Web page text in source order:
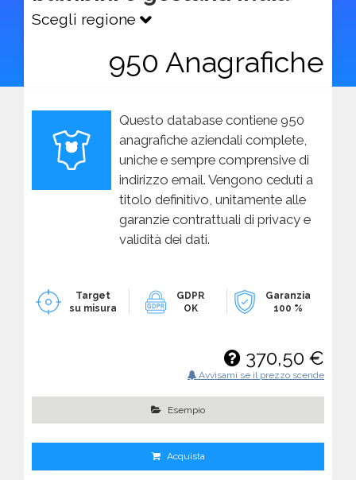
Scegli regione
950 Anagrafiche
Questo database contiene 950
anagrafiche aziendali complete,
uniche e sempre comprensive di
indirizzo email. Vengono ceduti a
titolo definitivo, unitamente alle
garanzie contrattuali di privacy e
validità dei dati.
Target
su misura
GDPR
OK
Garanzia
100 %
370,50 €
Avvisami se il prezzo scende
Esempio
Acquista